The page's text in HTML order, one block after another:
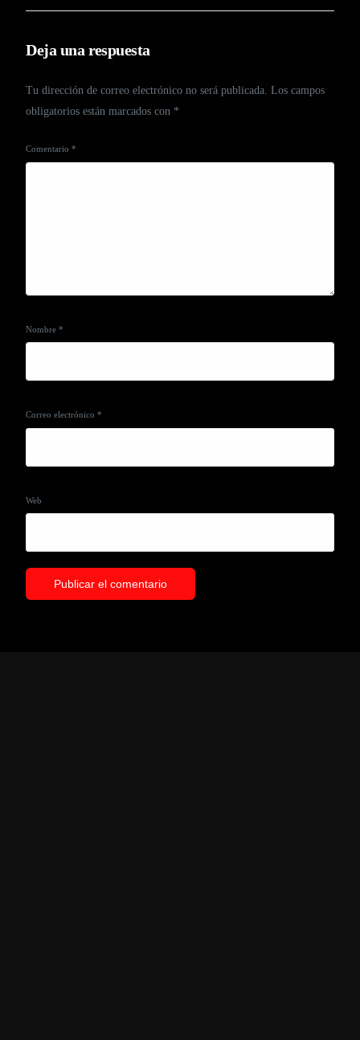
Deja una respuesta
Tu dirección de correo electrónico no será publicada. Los campos
obligatorios están marcados con *
Comentario*
Nombre*
Correo electrónico*
Web